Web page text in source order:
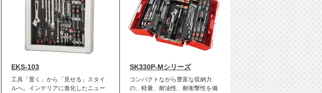
EKS-103
工具「置く」から「見せる」スタイ
ルへ。インテリアに進化したニュー
SK330P-Mシリーズ
コンパクトながら豊富な収納力
の、軽量、耐油性、耐衝撃性を備